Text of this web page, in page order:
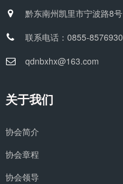
黔东南州凯里市宁波路8号
联系电话：0855-8576930
qdnbxhx@163.com
关于我们
协会简介
协会章程
协会领导